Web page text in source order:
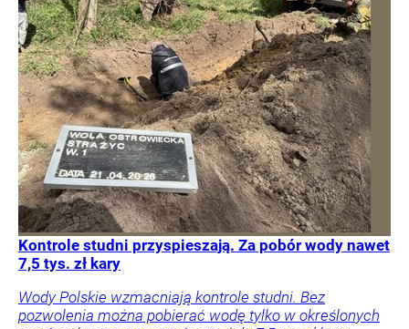
Kontrole studni przyspieszają. Za pobór wody nawet
7,5 tys. zł kary
Wody Polskie wzmacniają kontrole studni. Bez
pozwolenia można pobierać wodę tylko w określonych